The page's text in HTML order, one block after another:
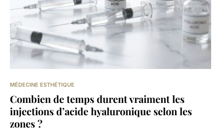
MÉDECINE ESTHÉTIQUE
Combien de temps durent vraiment les
injections d’acide hyaluronique selon les
zones ?